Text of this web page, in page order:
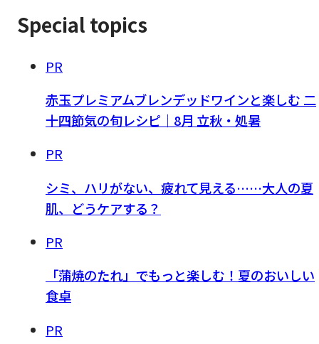
Special topics
PR
赤玉プレミアムブレンデッドワインと楽しむ 二
十四節気の旬レシピ｜8月 立秋・処暑
PR
シミ、ハリがない、疲れて見える……大人の夏
肌、どうケアする？
PR
「蒲焼のたれ」でもっと楽しむ！夏のおいしい
食卓
PR